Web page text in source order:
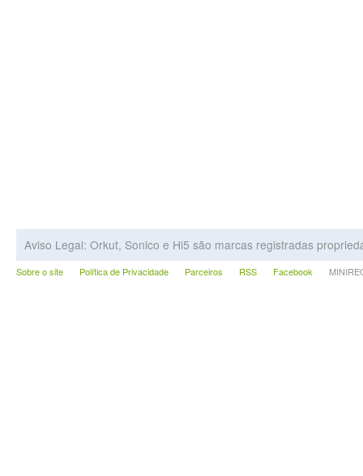
Aviso Legal: Orkut, Sonico e Hi5 são marcas registradas
Sobre o site Política de Privacidade Parceiros RSS Facebook